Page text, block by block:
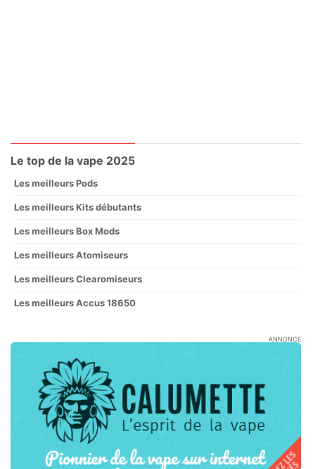
Le top de la vape 2025
Les meilleurs Pods
Les meilleurs Kits débutants
Les meilleurs Box Mods
Les meilleurs Atomiseurs
Les meilleurs Clearomiseurs
Les meilleurs Accus 18650
ANNONCE